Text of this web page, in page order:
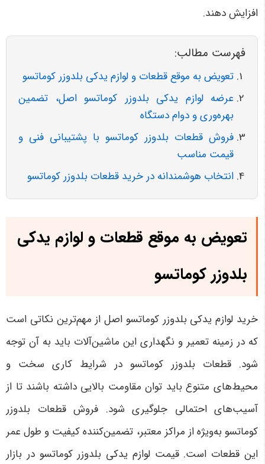
افزایش دهند.
فهرست مطالب:
تعویض به موقع قطعات و لوازم یدکی بلدوزر کوماتسو
عرضه لوازم یدکی بلدوزر کوماتسو اصل، تضمین
بهره‌وری و دوام دستگاه
فروش قطعات بلدوزر کوماتسو با پشتیبانی فنی و
قیمت مناسب
انتخاب هوشمندانه در خرید قطعات بلدوزر کوماتسو
تعویض به موقع قطعات و لوازم یدکی
بلدوزر کوماتسو
خرید لوازم یدکی بلدوزر کوماتسو اصل از مهم‌ترین نکاتی است
که در زمینه تعمیر و نگهداری این ماشین‌آلات باید به آن توجه
شود. قطعات بلدوزر کوماتسو در شرایط کاری سخت و
محیط‌های متنوع باید توان مقاومت بالایی داشته باشند تا از
آسیب‌های احتمالی جلوگیری شود. فروش قطعات بلدوزر
کوماتسو به‌ویژه از مراکز معتبر، تضمین‌کننده کیفیت و طول عمر
این قطعات است. قیمت لوازم یدکی بلدوزر کوماتسو در بازار